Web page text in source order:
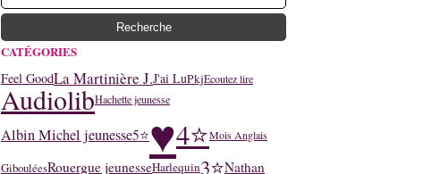
CATÉGORIES
Feel GoodLa Martinière J.J'ai LuPkjEcoutez lire
AudiolibHachette jeunesse
Albin Michel jeunesse5⭐♥4⭐Mois Anglais
GibouléesRouergue jeunesseHarlequin3⭐Nathan